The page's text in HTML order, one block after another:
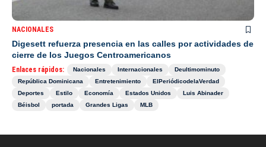
NACIONALES
Digesett refuerza presencia en las calles por actividades de
cierre de los Juegos Centroamericanos
Enlaces rápidos: Nacionales Internacionales
Deultimominuto
República Dominicana
Entretenimiento
ElPeriódicodelaVerdad
Deportes
Estilo Economía Estados Unidos
Luis Abinader
Béisbol
portada Grandes Ligas MLB